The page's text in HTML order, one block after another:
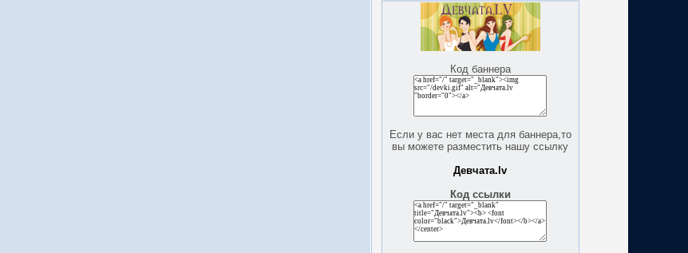
Код баннера
Если у вас нет места для баннера,то
вы можете разместить нашу ссылку
Девчата.lv
Код ссылки